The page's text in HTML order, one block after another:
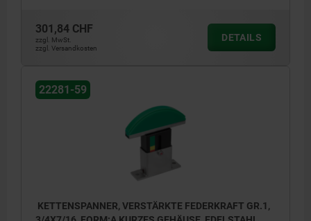
301,84 CHF
zzgl. MwSt.
zzgl. Versandkosten
DETAILS
22281-59
KETTENSPANNER, VERSTÄRKTE FEDERKRAFT GR.1,